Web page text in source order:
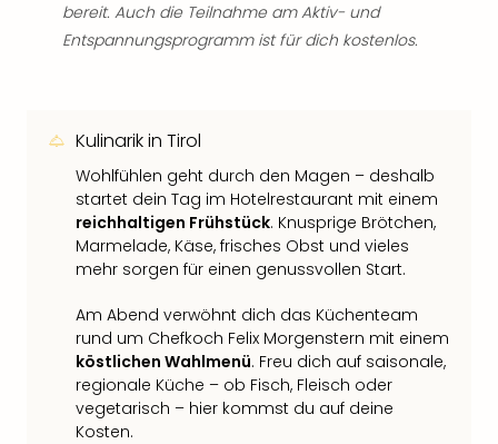
bereit. Auch die Teilnahme am Aktiv- und
Entspannungsprogramm ist für dich kostenlos.
Kulinarik in Tirol
Wohlfühlen geht durch den Magen – deshalb
startet dein Tag im Hotelrestaurant mit einem
reichhaltigen Frühstück. Knusprige Brötchen,
Marmelade, Käse, frisches Obst und vieles
mehr sorgen für einen genussvollen Start.
Am Abend verwöhnt dich das Küchenteam
rund um Chefkoch Felix Morgenstern mit einem
köstlichen Wahlmenü. Freu dich auf saisonale,
regionale Küche – ob Fisch, Fleisch oder
vegetarisch – hier kommst du auf deine
Kosten.